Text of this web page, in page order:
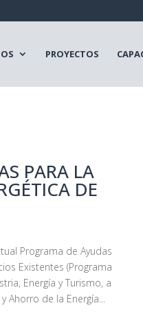
PROYECTOS
PARA LA
DE
Programa de Ayudas
Existentes (Programa
Energía y Turismo, a
de la Energía...